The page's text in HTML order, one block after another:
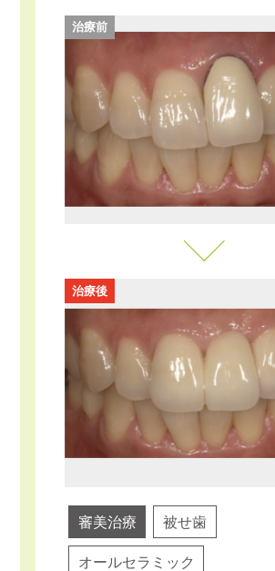
治療前
治療後
審美治療 被せ歯
オールセラミック